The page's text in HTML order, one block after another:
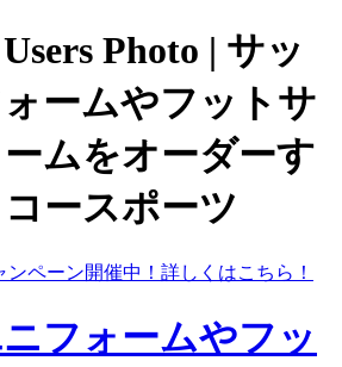
Photo | サッ
ームやフットサ
ムをオーダーす
ースポーツ
ペーン開催中！詳しくはこちら！
フォームやフッ